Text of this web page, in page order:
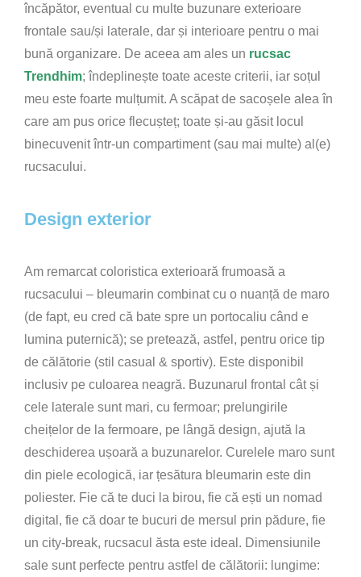
încăpător, eventual cu multe buzunare exterioare
frontale sau/și laterale, dar și interioare pentru o mai
bună organizare. De aceea am ales un rucsac
Trendhim; îndeplinește toate aceste criterii, iar soțul
meu este foarte mulțumit. A scăpat de sacoșele alea în
care am pus orice flecușteț; toate și-au găsit locul
binecuvenit într-un compartiment (sau mai multe) al(e)
rucsacului.
Design exterior
Am remarcat coloristica exterioară frumoasă a
rucsacului – bleumarin combinat cu o nuanță de maro
(de fapt, eu cred că bate spre un portocaliu când e
lumina puternică); se pretează, astfel, pentru orice tip
de călătorie (stil casual & sportiv). Este disponibil
inclusiv pe culoarea neagră. Buzunarul frontal cât și
cele laterale sunt mari, cu fermoar; prelungirile
cheițelor de la fermoare, pe lângă design, ajută la
deschiderea ușoară a buzunarelor. Curelele maro sunt
din piele ecologică, iar țesătura bleumarin este din
poliester. Fie că te duci la birou, fie că ești un nomad
digital, fie că doar te bucuri de mersul prin pădure, fie
un city-break, rucsacul ăsta este ideal. Dimensiunile
sale sunt perfecte pentru astfel de călătorii: lungime: